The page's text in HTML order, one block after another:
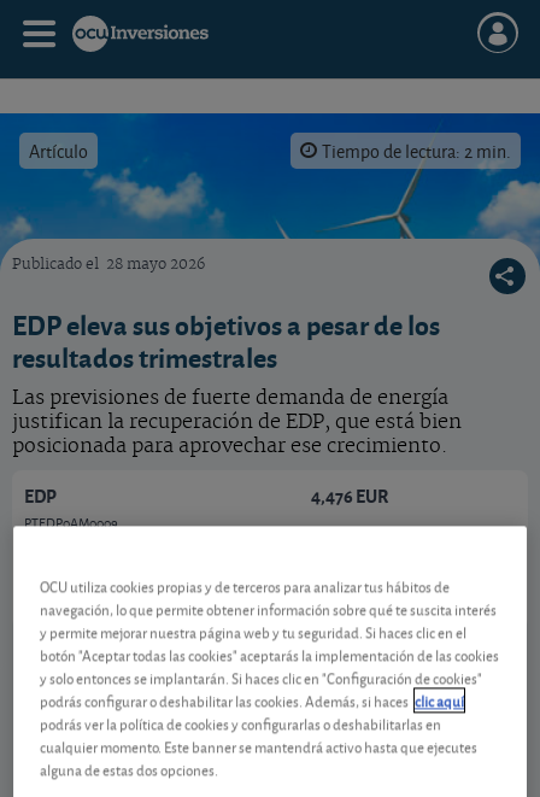
Artículo Tiempo de lectura: 2 min.
Publicado el 28 mayo 2026
EDP eleva sus objetivos a pesar de los
resultados trimestrales
Las previsiones de fuerte demanda de energía
justifican la recuperación de EDP, que está bien
posicionada para aprovechar ese crecimiento.
EDP
PTEDP0AM0009
4,476 EUR
Ver detalladamente
Caída del beneficio en el primer trimestre
Aunque superó ligeramente las previsiones, el
beneficio de
EDP
OCU utiliza cookies propias y de terceros para analizar tus hábitos de
navegación, lo que permite obtener información sobre qué te suscita interés
y permite mejorar nuestra página web y tu seguridad. Si haces clic en el
botón "Aceptar todas las cookies" aceptarás la implementación de las cookies
y solo entonces se implantarán. Si haces clic en "Configuración de cookies"
podrás configurar o deshabilitar las cookies. Además, si haces clic aquí
podrás ver la política de cookies y configurarlas o deshabilitarlas en
cualquier momento. Este banner se mantendrá activo hasta que ejecutes
alguna de estas dos opciones.